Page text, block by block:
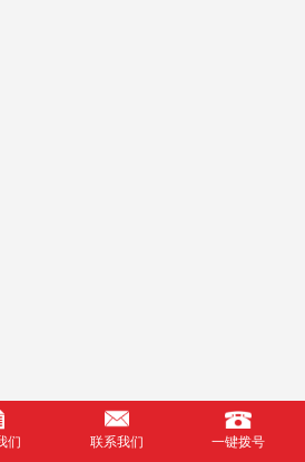
们 联系我们 一键拨号